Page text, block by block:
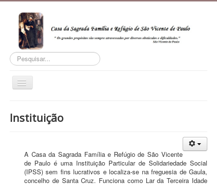
Pesquisar...
Home
Eventos
Publicações
Instituição
A Casa da Sagrada Família e Refúgio de São Vicente
de Paulo é uma Instituição Particular de Solidariedade Social
(IPSS) sem fins lucrativos e localiza-se na freguesia de Gaula,
concelho de Santa Cruz. Funciona como Lar da Terceira Idade